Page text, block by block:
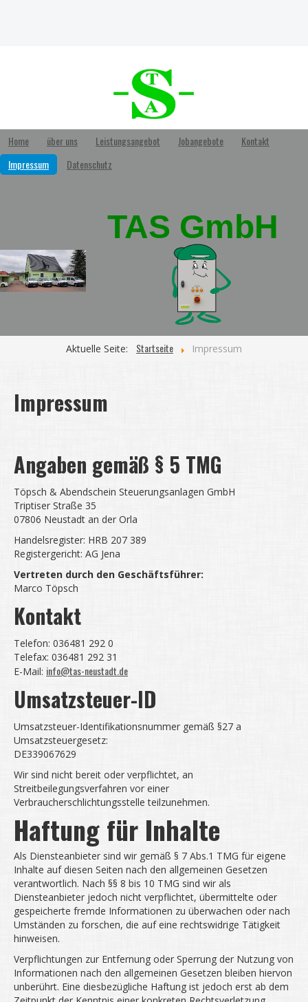
Home über uns Leistungsangebot Jobangebote
Kontakt
Impressum
Datenschutz
TAS GmbH
Aktuelle Seite: Startseite Impressum
Impressum
Angaben gemäß § 5 TMG
Töpsch & Abendschein Steuerungsanlagen GmbH
Triptiser Straße 35
07806 Neustadt an der Orla
Handelsregister: HRB 207 389
Registergericht: AG Jena
Vertreten durch den Geschäftsführer:
Marco Töpsch
Kontakt
Telefon: 036481 292 0
Telefax: 036481 292 31
E-Mail: info@tas-neustadt.de
Umsatzsteuer-ID
Umsatzsteuer-Identifikationsnummer gemäß §27 a
Umsatzsteuergesetz:
DE339067629
Wir sind nicht bereit oder verpflichtet, an
Streitbeilegungsverfahren vor einer
Verbraucherschlichtungsstelle teilzunehmen.
Haftung für Inhalte
Als Diensteanbieter sind wir gemäß § 7 Abs.1 TMG für eigene
Inhalte auf diesen Seiten nach den allgemeinen Gesetzen
verantwortlich. Nach §§ 8 bis 10 TMG sind wir als
Diensteanbieter jedoch nicht verpflichtet, übermittelte oder
gespeicherte fremde Informationen zu überwachen oder nach
Umständen zu forschen, die auf eine rechtswidrige Tätigkeit
hinweisen.
Verpflichtungen zur Entfernung oder Sperrung der Nutzung von
Informationen nach den allgemeinen Gesetzen bleiben hiervon
unberührt. Eine diesbezügliche Haftung ist jedoch erst ab dem